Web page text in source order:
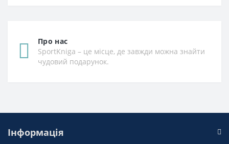
Про нас
SportKniga – це місце, де завжди можна знайти
чудовий подарунок.
Інформація